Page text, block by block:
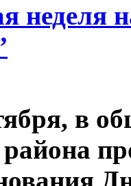
неделя
в